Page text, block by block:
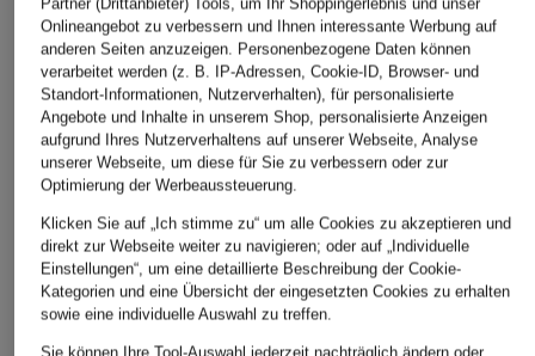
patagonia
Strick-Fleecejacke
BETTER SWEATER™
CHF 159
me°ru'
Softshell-Jacke
NANCY
CHF 55
Ursprünglich:CHF 109
patagonia
CHF 149
Partner (Drittanbieter) Tools, um Ihr Shoppingerlebnis und unser
Onlineangebot zu verbessern und Ihnen interessante Werbung auf
anderen Seiten anzuzeigen. Personenbezogene Daten können
verarbeitet werden (z. B. IP-Adressen, Cookie-ID, Browser- und
Standort-Informationen, Nutzerverhalten), für personalisierte
Angebote und Inhalte in unserem Shop, personalisierte Anzeigen
aufgrund Ihres Nutzerverhaltens auf unserer Webseite, Analyse
unserer Webseite, um diese für Sie zu verbessern oder zur
Optimierung der Werbeaussteuerung.
Klicken Sie auf „Ich stimme zu“ um alle Cookies zu akzeptieren und
direkt zur Webseite weiter zu navigieren; oder auf „Individuelle
Einstellungen“, um eine detaillierte Beschreibung der Cookie-
Kategorien und eine Übersicht der eingesetzten Cookies zu erhalten
sowie eine individuelle Auswahl zu treffen.
Sie können Ihre Tool-Auswahl jederzeit nachträglich ändern oder